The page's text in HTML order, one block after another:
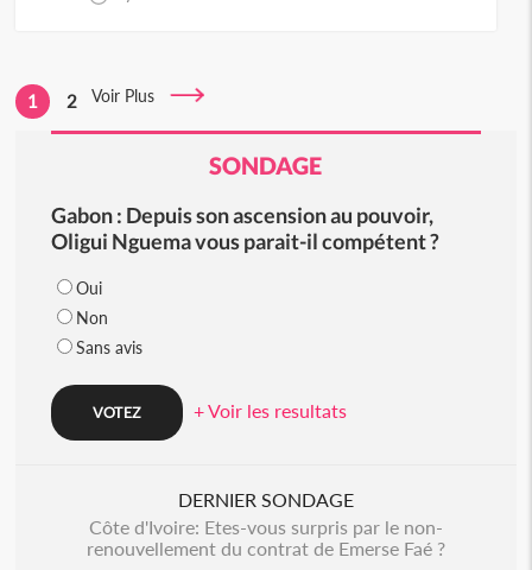
1 2 Voir Plus
SONDAGE
Gabon : Depuis son ascension au pouvoir,
Oligui Nguema vous parait-il compétent ?
Oui
Non
Sans avis
+ Voir les resultats
DERNIER SONDAGE
Côte d'Ivoire: Etes-vous surpris par le non-
renouvellement du contrat de Emerse Faé ?